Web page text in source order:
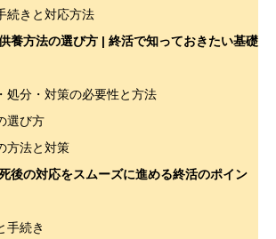
続きと対応方法
養方法の選び方 | 終活で知っておきたい基礎
分・対策の必要性と方法
選び方
方法と対策
後の対応をスムーズに進める終活のポイン
手続き